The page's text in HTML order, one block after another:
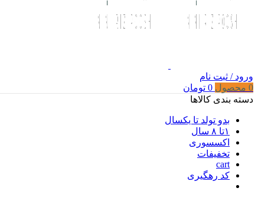
ورود / ثبت نام
0 محصول 0 تومان
دسته بندی کالاها
بدو تولد تا یکسال
۱تا ۸ سال
اکسسوری
تخفیفات
cart
کد رهگیری